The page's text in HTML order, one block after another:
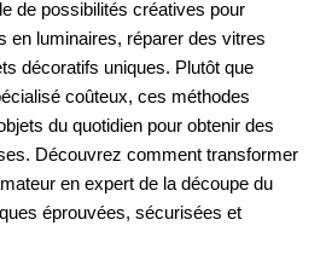
de possibilités créatives pour
en luminaires, réparer des vitres
décoratifs uniques. Plutôt que
coûteux, ces méthodes
du quotidien pour obtenir des
Découvrez comment transformer
en expert de la découpe du
éprouvées, sécurisées et